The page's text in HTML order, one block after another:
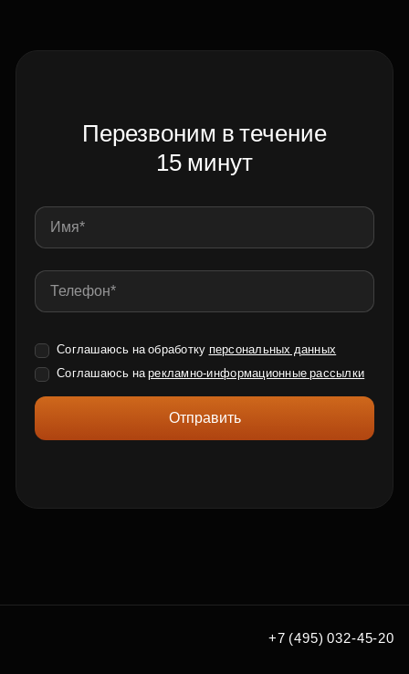
Перезвоним в течение
15 минут
Соглашаюсь на обработку персональных данных
Соглашаюсь нарекламно-информационные рассылки
Отправить
+7 (495) 032-45-20